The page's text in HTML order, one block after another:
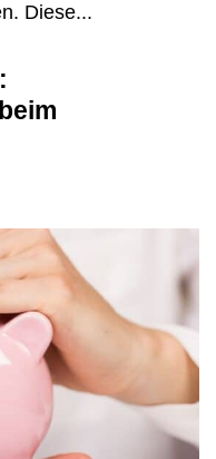
Diese...